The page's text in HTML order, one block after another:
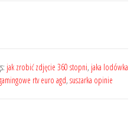
jak zrobić zdjęcie 360 stopni, jaka lodówka
rtv euro agd, suszarka opinie